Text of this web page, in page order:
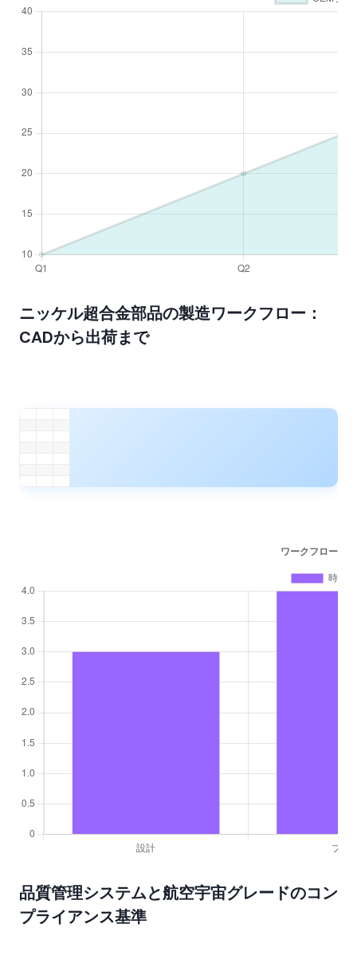
ニッケル超合金部品の製造ワークフロー：
CADから出荷まで
品質管理システムと航空宇宙グレードのコン
プライアンス基準